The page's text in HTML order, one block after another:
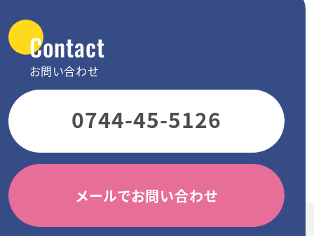
Contact
お問い合わせ
0744-45-5126
メールでお問い合わせ